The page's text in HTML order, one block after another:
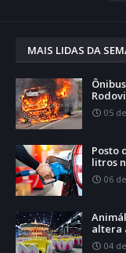
MAIS LIDAS DA
05
Posto
litros
06
altera
04